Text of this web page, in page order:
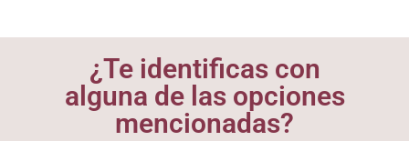
¿Te identificas con
alguna de las opciones
mencionadas?